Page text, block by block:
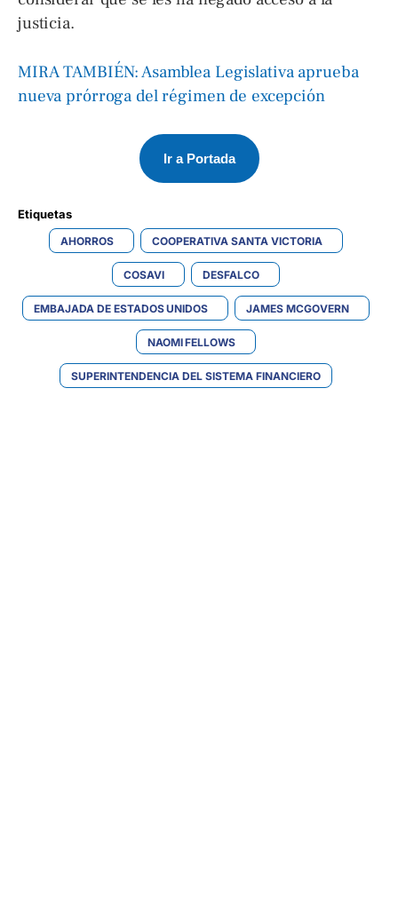
justicia.
MIRA TAMBIÉN: Asamblea Legislativa aprueba
nueva prórroga del régimen de excepción
Ir a Portada
Etiquetas
AHORROS COOPERATIVA SANTA VICTORIA
COSAVI DESFALCO
EMBAJADA DE ESTADOS UNIDOS JAMES MCGOVERN
NAOMI FELLOWS
SUPERINTENDENCIA DEL SISTEMA FINANCIERO